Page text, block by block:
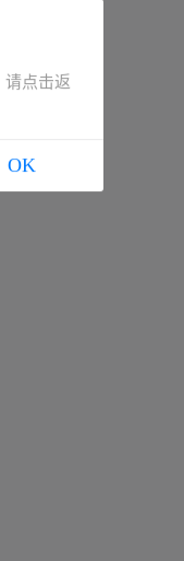
请点击返
OK